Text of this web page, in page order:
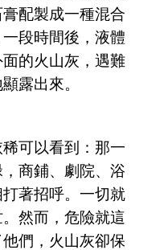
配製成一種混合
段時間後，液體
的火山灰，遇難
露出來。
可以看到：那一
商鋪、劇院、浴
著招呼。一切就
然而，危險就這
們，火山灰卻保